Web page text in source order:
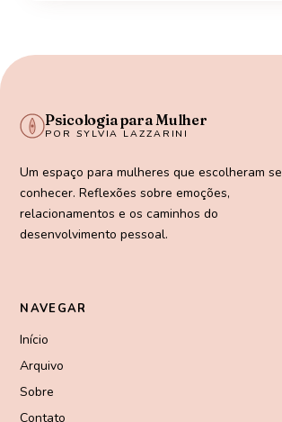
Psicologia para Mulher
POR SYLVIA LAZZARINI
Um espaço para mulheres que escolheram se
conhecer. Reflexões sobre emoções,
relacionamentos e os caminhos do
desenvolvimento pessoal.
NAVEGAR
Início
Arquivo
Sobre
Contato